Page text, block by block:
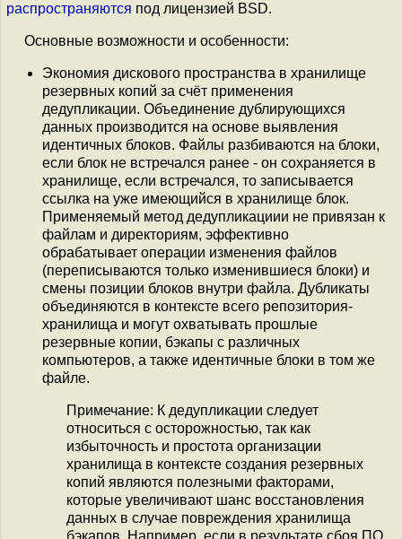
распространяются под лицензией BSD.
Основные возможности и особенности:
Экономия дискового пространства в хранилище
резервных копий за счёт применения
дедупликации. Объединение дублирующихся
данных производится на основе выявления
идентичных блоков. Файлы разбиваются на блоки,
если блок не встречался ранее - он сохраняется в
хранилище, если встречался, то записывается
ссылка на уже имеющийся в хранилище блок.
Применяемый метод дедупликациии не привязан к
файлам и директориям, эффективно
обрабатывает операции изменения файлов
(переписываются только изменившиеся блоки) и
смены позиции блоков внутри файла. Дубликаты
объединяются в контексте всего репозитория-
хранилища и могут охватывать прошлые
резервные копии, бэкапы с различных
компьютеров, а также идентичные блоки в том же
файле.
Примечание: К дедупликации следует
относиться с осторожностью, так как
избыточность и простота организации
хранилища в контексте создания резервных
копий являются полезными факторами,
которые увеличивают шанс восстановления
данных в случае повреждения хранилища
бэкапов. Например, если в результате сбоя ПО